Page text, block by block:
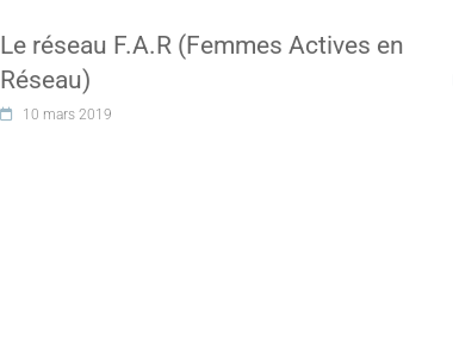
Le réseau F.A.R (Femmes Actives en
Réseau)
10 mars 2019